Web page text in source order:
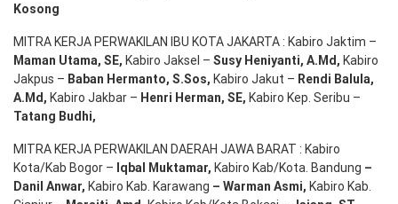
Kosong
MITRA KERJA PERWAKILAN IBU KOTA JAKARTA : Kabiro Jaktim –
Maman Utama, SE, Kabiro Jaksel – Susy Heniyanti, A.Md, Kabiro
Jakpus – Baban Hermanto, S.Sos, Kabiro Jakut – Rendi Balula,
A.Md, Kabiro Jakbar – Henri Herman, SE, Kabiro Kep. Seribu –
Tatang Budhi,
MITRA KERJA PERWAKILAN DAERAH JAWA BARAT : Kabiro
Kota/Kab Bogor – Iqbal Muktamar, Kabiro Kab/Kota. Bandung –
Danil Anwar, Kabiro Kab. Karawang – Warman Asmi, Kabiro Kab.